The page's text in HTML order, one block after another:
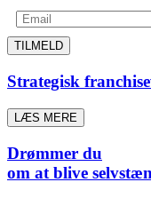
TILMELD
Strategisk
LÆS MERE
Drømmer du
om at blive